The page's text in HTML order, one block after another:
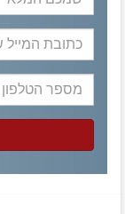
המלא
כתובת
המייל
שלכם
מספר
הטלפון
שלכם